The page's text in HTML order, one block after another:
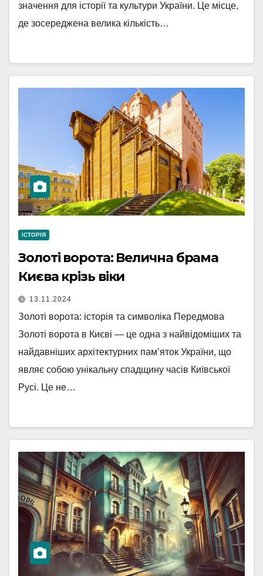
значення для історії та культури України. Це місце,
де зосереджена велика кількість…
ІСТОРІЯ
Золоті ворота: Велична брама
Києва крізь віки
13.11.2024
Золоті ворота: історія та символіка Передмова
Золоті ворота в Києві — це одна з найвідоміших та
найдавніших архітектурних пам’яток України, що
являє собою унікальну спадщину часів Київської
Русі. Це не…